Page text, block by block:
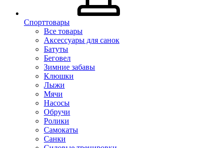
Спорттовары
Все товары
Аксессуары для санок
Батуты
Беговел
Зимние забавы
Клюшки
Лыжи
Мячи
Насосы
Обручи
Ролики
Самокаты
Санки